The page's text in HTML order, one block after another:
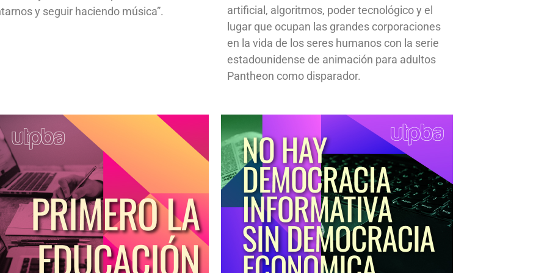
y seguir haciendo música”.
artificial, algoritmos, poder tecnológico y el
lugar que ocupan las grandes corporaciones
en la vida de los seres humanos con la serie
estadounidense de animación para adultos
Pantheon como disparador.